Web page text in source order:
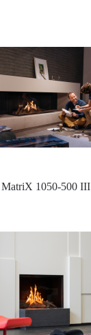
MatriX 1050-500 III